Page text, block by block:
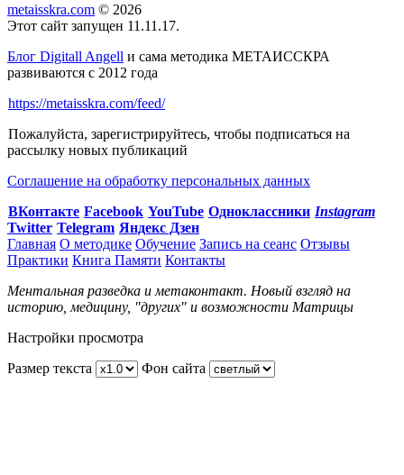
metaisskra.com © 2026
Этот сайт запущен 11.11.17.
Блог Digitall Angell и сама методика МЕТАИССКРА
развиваются с 2012 года
https://metaisskra.com/feed/
Пожалуйста, зарегистрируйтесь, чтобы подписаться на
рассылку новых публикаций
Соглашение на обработку персональных данных
ВКонтакте Facebook YouTube Одноклассники Instagram
Twitter Telegram Яндекс Дзен
Главная О методике Обучение Запись на сеанс Отзывы
Практики Книга Памяти Контакты
Ментальная разведка и метаконтакт. Новый взгляд на
историю, медицину, "других" и возможности Матрицы
Настройки просмотра
Размер текста
Фон сайта